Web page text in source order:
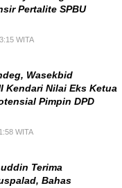
Pertalite SPBU
WITA
Wasekbid
Kendari Nilai Eks Ketua
Pimpin DPD
WITA
Terima
Bahas